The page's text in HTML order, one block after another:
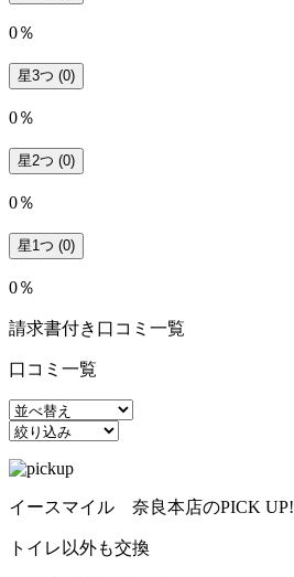
0％
星3つ (0)
0％
星2つ (0)
0％
星1つ (0)
0％
請求書付き口コミ一覧
口コミ一覧
イースマイル 奈良本店のPICK UP!
トイレ以外も交換